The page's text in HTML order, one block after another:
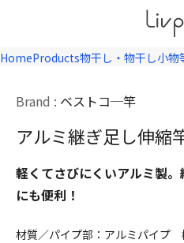
HomeProducts物干し・物干し小物
Brand : ベストコ 竿
アルミ継ぎ足し伸縮
軽くてさびにくいアルミ製
にも便利！
材質／パイプ部：アルミパイプ